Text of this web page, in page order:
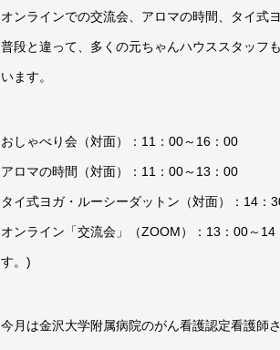
オンラインでの交流会、アロマの時間、タイ式
普段と違って、多くの元ちゃんハウススタッフ
います。
おしゃべり会（対面）：11：00～16：00
アロマの時間（対面）：11：00～13：00
タイ式ヨガ・ルーシーダットン（対面）：14：
オンライン「交流会」（ZOOM）：13：00～
す。)
今月は金沢大学附属病院のがん看護認定看護師